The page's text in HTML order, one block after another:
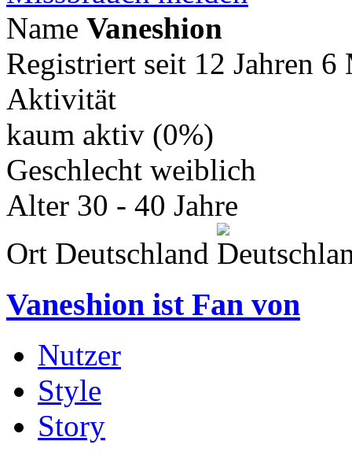
Name Vaneshion
Registriert seit 12 Jahren 6
Aktivität
kaum aktiv (0%)
Geschlecht weiblich
Alter 30 - 40 Jahre
Ort Deutschland
Vaneshion ist Fan von
Nutzer
Style
Story